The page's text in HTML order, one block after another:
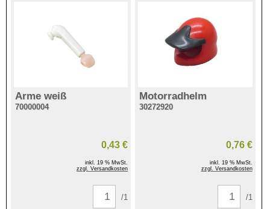
Arme weiß
70000004
0,43 €
inkl. 19 % MwSt.
zzgl. Versandkosten
/1
Motorradhelm
30272920
0,76 €
inkl. 19 % MwSt.
zzgl. Versandkosten
/1